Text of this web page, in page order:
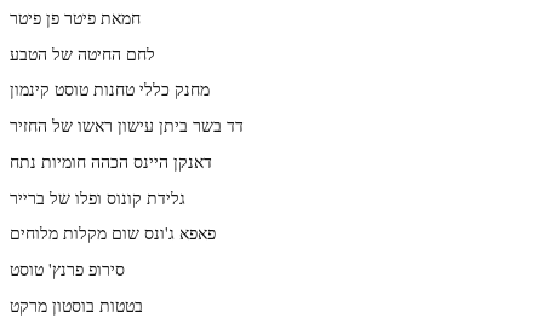
חמאת פיטר פן פיטר
לחם החיטה של הטבע
מחנק כללי טחנות טוסט קינמון
דד בשר ביתן עישון ראשו של החזיר
דאנקן היינס הכהה חומיות נתח
גלידת קונוס ופלו של ברייר
פאפא ג'ונס שום מקלות מלוחים
סירופ פרנץ' טוסט
בטטות בוסטון מרקט